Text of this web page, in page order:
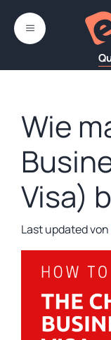
Inhalt
springen
MENÜ
Wie
Visa)
von